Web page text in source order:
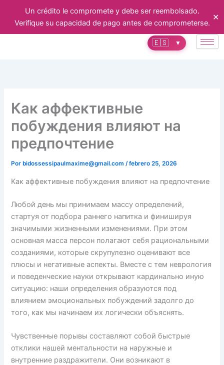
Un crédito le compromete y debe ser reembolsado.
Verifique su capacidad de pago antes de comprometerse.
✕
🇪🇸 ▼
Как аффективные
побуждения влияют на
предпочтение
Por bidossessipaulmaxime@gmail.com/febrero 25, 2026
Как аффективные побуждения влияют на предпочтение
Любой день мы принимаем массу определений,
стартуя от подбора раннего напитка и финишируя
значимыми жизненными изменениями. При этом
основная масса персон полагают себя рациональными
созданиями, которые скрупулезно оценивают все
плюсы и негативные аспекты. Вместе с тем неврология
и поведенческие науки открывают кардинально иную
ситуацию: наши определения образуются под
влиянием эмоциональных побуждений задолго до
того, как мы начинаем их логически объяснять.
Чувственные порывы составляют собой быстрые
отклики нашей ментальности на наружные и
внутренние раздражители. Они возникают в